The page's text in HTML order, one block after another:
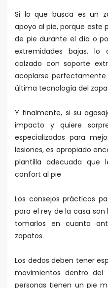
Si lo que busca es un
apoyo al pie, porque este
de pie durante el día o
extremidades bajas, lo
calzado con soporte
acoplarse
última tecnología del
Y finalmente, si su
impacto y quiere
especializados para
lesiones, es apropiado
plantilla adecuada que
confort al pie
Los consejos prácticos
para el rey de la casa
tomarlos en cuanta
zapatos.
Los dedos deben tener
movimientos dentro del
personas tienen un pie